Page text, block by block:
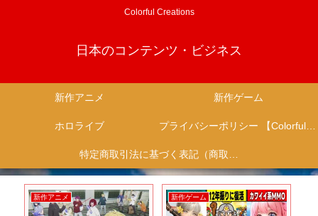
Colorful Creations
日本のコンテンツ・ビジネス
新作アニメ 新作ゲーム
ホロライブ プライバシーポリシー 【Colorful Creation】
特定商取引法に基づく表記（商取引に関する開示）
新作アニメ 新作ゲーム